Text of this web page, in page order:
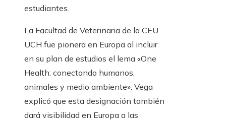
estudiantes.
La Facultad de Veterinaria de la CEU
UCH fue pionera en Europa al incluir
en su plan de estudios el lema «One
Health: conectando humanos,
animales y medio ambiente». Vega
explicó que esta designación también
dará visibilidad en Europa a las